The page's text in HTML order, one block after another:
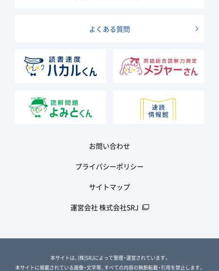
よくある質問
お問い合わせ
プライバシーポリシー
サイトマップ
運営会社 株式会社SRJ
本サイトは、(株)SRJによって管理・運営されています。
本サイトに掲載されている画像・文字等、すべての内容の無断転載・引用を禁止します。